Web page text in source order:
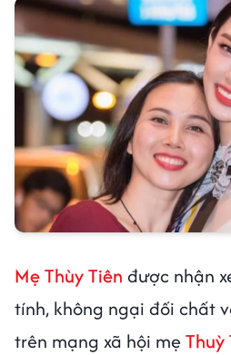
Mẹ Thùy Tiên được nhận
tính, không ngại đối chất
trên mạng xã hội mẹ Thuỳ